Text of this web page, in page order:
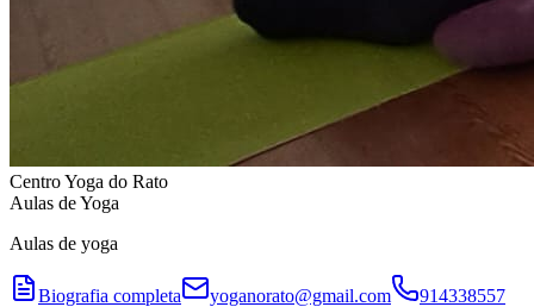
Centro Yoga do Rato
Aulas de Yoga
Aulas de yoga
Biografia completa yoganorato@gmail.com 914338557